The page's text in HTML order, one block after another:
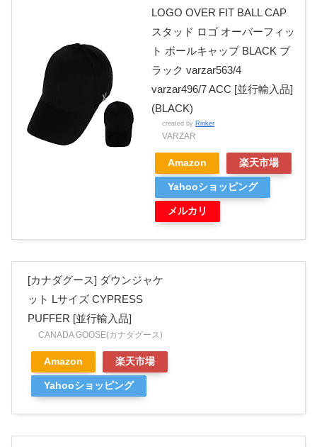
LOGO OVER FIT BALL CAP
スタッド ロゴ オーバーフィッ
ト ボールキャップ BLACK ブ
ラック varzar563/4
varzar496/7 ACC [並行輸入品]
(BLACK)
created by Rinker
VARZAR
Amazon 楽天市場
Yahooショッピング
メルカリ
[カナダグース] ダウンジャケ
ット Lサイズ CYPRESS
PUFFER [並行輸入品]
CANADA GOOSE(カナダグース)
Amazon 楽天市場
Yahooショッピング